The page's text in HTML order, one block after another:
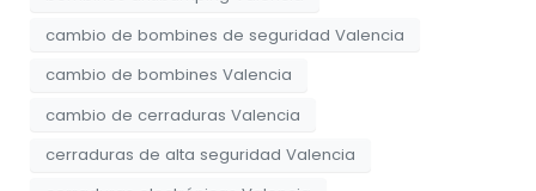
cambio de bombines de seguridad Valencia
cambio de bombines Valencia
cambio de cerraduras Valencia
cerraduras de alta seguridad Valencia